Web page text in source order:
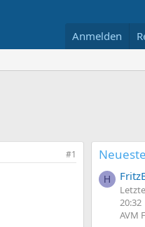
Anmelden
#1
H
20:32
AVM